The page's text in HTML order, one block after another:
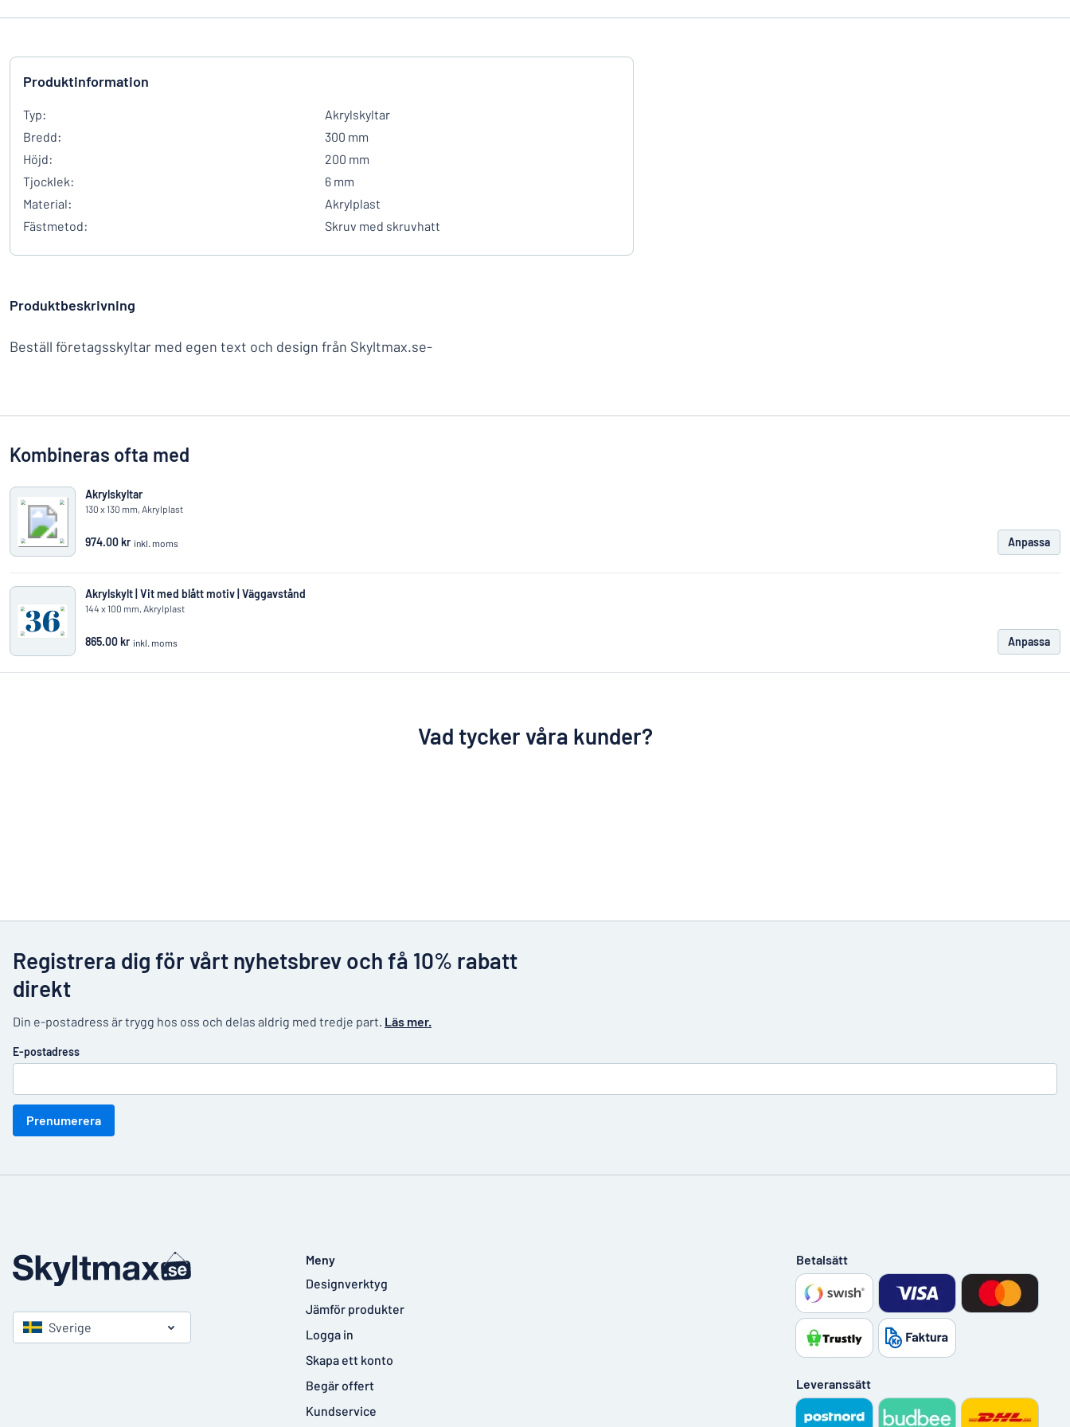
Produktinformation
Typ:
Akrylskyltar
Bredd:
300 mm
Höjd:
200 mm
Tjocklek:
6 mm
Material:
Akrylplast
Fästmetod:
Skruv med skruvhatt
Produktbeskrivning
Beställ företagsskyltar med egen text och design från Skyltmax.se-
Kombineras ofta med
Akrylskyltar
130 x 130 mm, Akrylplast
974.00 kr inkl. moms Anpassa
Akrylskylt | Vit med blått motiv | Väggavstånd
144 x 100 mm, Akrylplast
865.00 kr inkl. moms Anpassa
Vad tycker våra kunder?
Registrera dig för vårt nyhetsbrev och få 10% rabatt
direkt
Din e-postadress är trygg hos oss och delas aldrig med tredje part. Läs mer.
E-postadress
Prenumerera
Sverige
Meny
Designverktyg
Jämför produkter
Logga in
Skapa ett konto
Begär offert
Kundservice
Betalsätt
Leveranssätt